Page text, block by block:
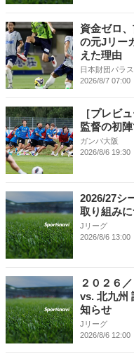
資金ゼロ
の元Jリー
えた理由
日本財団パラ
2026/8/7 07:00
［プレビ
監督の初
ガンバ大阪
2026/8/6 19:30
2026/27シ
取り組み
Jリーグ
2026/8/6 13:00
２０２６
vs. 北九州
知らせ
Jリーグ
2026/8/6 12:00